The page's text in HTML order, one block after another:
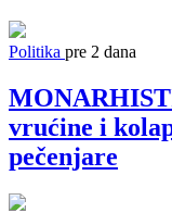
Politika pre 2 dana
vrućine i
pečenjare